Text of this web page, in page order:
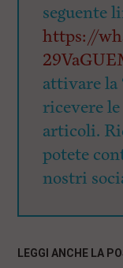
seguente
https://
attivare la
ricevere
articoli.
potete
nostri
LEGGI ANCHE LA